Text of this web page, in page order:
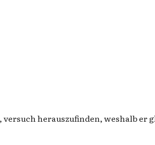
herauszufinden, weshalb er